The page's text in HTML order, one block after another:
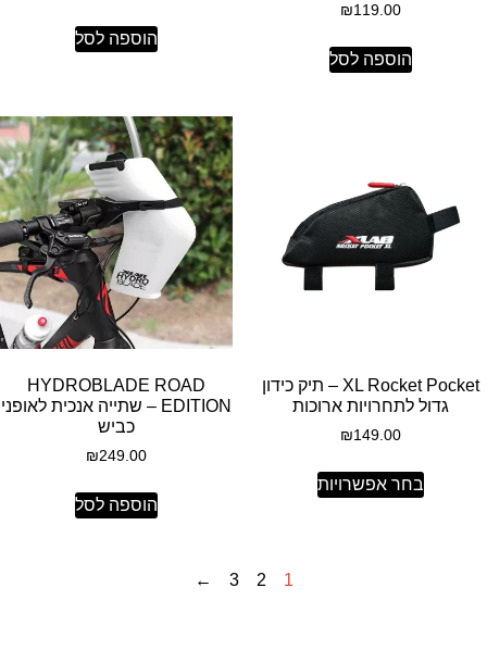
₪119.00
הוספה לסל
הוספה לסל
XL Rocket Pocket – תיק כידון
גדול לתחרויות ארוכות
₪149.00
בחר אפשרויות
HYDROBLADE ROAD
EDITION – שתייה אנכית לאופני
כביש
₪249.00
הוספה לסל
1
2
3
←